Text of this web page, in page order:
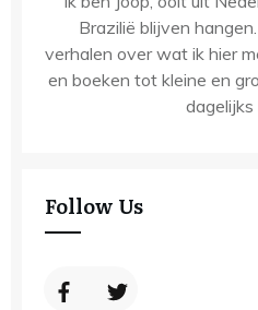
Brazilië blijven
verhalen over wat ik hier
en boeken tot kleine en
dagelijks
Follow Us